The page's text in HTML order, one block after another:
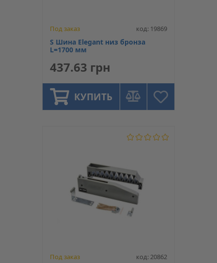
Под заказ код: 19869
S Шина Elegant низ бронза
L=1700 мм
437.63 грн
КУПИТЬ
Под заказ код: 20862